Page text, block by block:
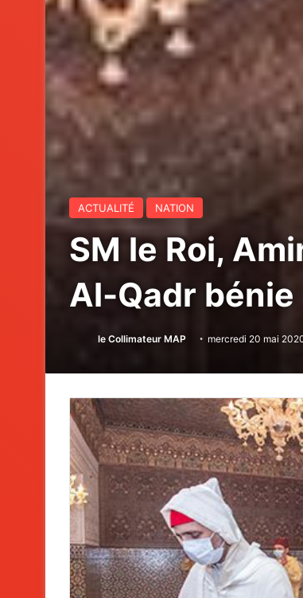
ACTUALITÉ NATION
SM le Roi,
Al-Qadr bénie
le Collimateur MAP mercredi 20 mai